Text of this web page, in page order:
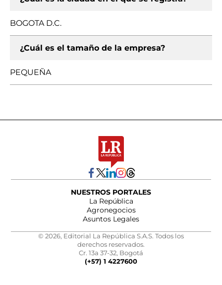
BOGOTA D.C.
¿Cuál es el tamaño de la empresa?
PEQUEÑA
NUESTROS PORTALES
La República
Agronegocios
Asuntos Legales
© 2026, Editorial La República S.A.S. Todos los
derechos reservados.
Cr. 13a 37-32, Bogotá
(+57) 1 4227600